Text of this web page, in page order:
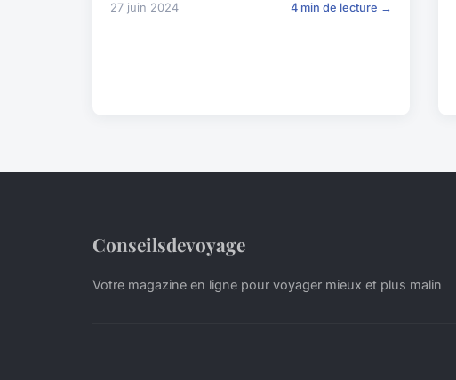
27 juin 2024 4 min de lecture →
Conseilsdevoyage
Votre magazine en ligne pour voyager mieux et plus malin